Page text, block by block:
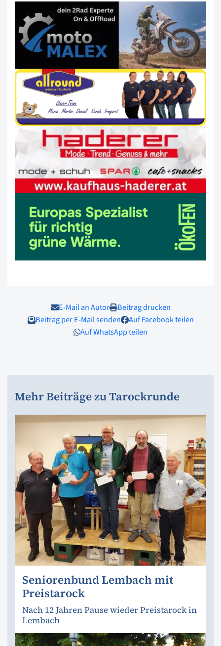
E-Mail an Autor
Beitrag drucken
Beitrag per E-Mail senden
Auf Facebook teilen
Auf WhatsApp teilen
Mehr Beiträge zu Tarockrunde
Seniorenbund Lembach mit
Preistarock
Nach 12 Jahren Pause wieder Preistarock in
Lembach